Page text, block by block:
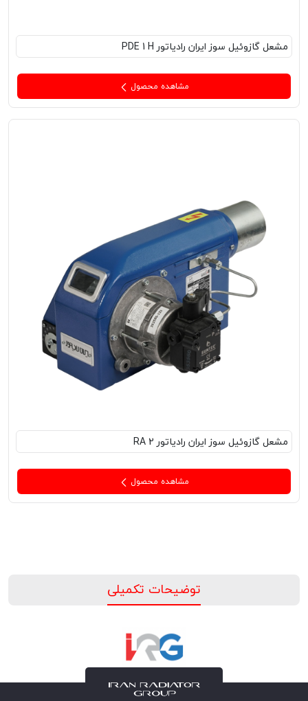
مشعل‌ گازوئیل سوز ایران رادیاتور PDE 1 H
مشاهده محصول
مشعل‌ گازوئیل سوز ایران رادیاتور RA 2
مشاهده محصول
توضیحات تکمیلی